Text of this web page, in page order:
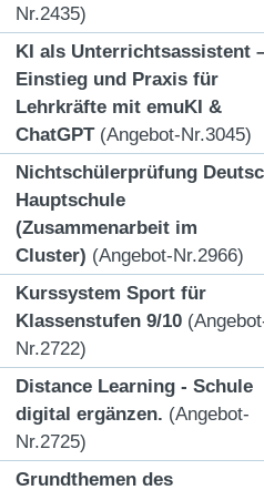
Nr.2435)
KI als Unterrichtsassistent
Einstieg und Praxis für
Lehrkräfte mit emuKI &
ChatGPT(Angebot-Nr.3045)
Nichtschülerprüfung
Hauptschule
(Zusammenarbeit im
Cluster) (Angebot-Nr.2966)
Kurssystem Sport für
Klassenstufen 9/10
Nr.2722)
Distance Learning - Schule
digital ergänzen. (Angebot-
Nr.2725)
Grundthemen des